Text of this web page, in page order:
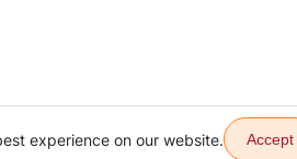
experience on our website. Accept